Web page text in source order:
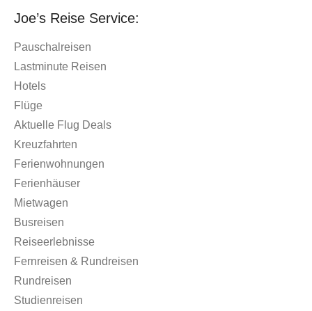
Joe’s Reise Service:
Pauschalreisen
Lastminute Reisen
Hotels
Flüge
Aktuelle Flug Deals
Kreuzfahrten
Ferienwohnungen
Ferienhäuser
Mietwagen
Busreisen
Reiseerlebnisse
Fernreisen & Rundreisen
Rundreisen
Studienreisen